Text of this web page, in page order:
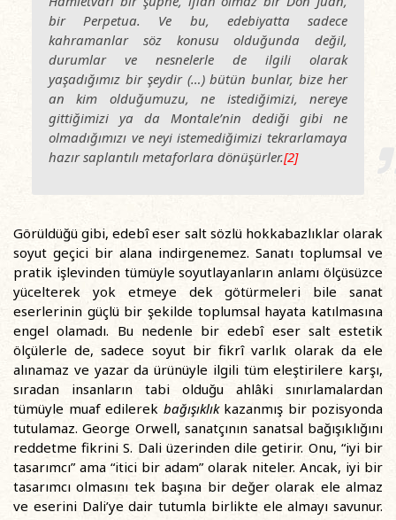
bir Perpetua. Ve bu, edebiyatta sadece
kahramanlar söz konusu olduğunda değil,
durumlar ve nesnelerle de ilgili olarak
yaşadığımız bir şeydir (…) bütün bunlar, bize her
an kim olduğumuzu, ne istediğimizi, nereye
gittiğimizi ya da Montale’nin dediği gibi ne
olmadığımızı ve neyi istemediğimizi tekrarlamaya
hazır saplantılı metaforlara dönüşürler.[2]
Görüldüğü gibi, edebî eser salt sözlü hokkabazlıklar olarak
soyut geçici bir alana indirgenemez. Sanatı toplumsal ve
pratik işlevinden tümüyle soyutlayanların anlamı ölçüsüzce
yücelterek yok etmeye dek götürmeleri bile sanat
eserlerinin güçlü bir şekilde toplumsal hayata katılmasına
engel olamadı. Bu nedenle bir edebî eser salt estetik
ölçülerle de, sadece soyut bir fikrî varlık olarak da ele
alınamaz ve yazar da ürünüyle ilgili tüm eleştirilere karşı,
sıradan insanların tabi olduğu ahlâki sınırlamalardan
tümüyle muaf edilerek bağışıklıkkazanmış bir pozisyonda
tutulamaz. George Orwell, sanatçının sanatsal bağışıklığını
reddetme fikrini S. Dali üzerinden dile getirir. Onu, “iyi bir
tasarımcı” ama “itici bir adam” olarak niteler. Ancak, iyi bir
tasarımcı olmasını tek başına bir değer olarak ele almaz
ve eserini Dali’ye dair tutumla birlikte ele almayı savunur.